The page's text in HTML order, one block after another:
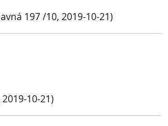
197 /10, 2019-10-21)
10-21)